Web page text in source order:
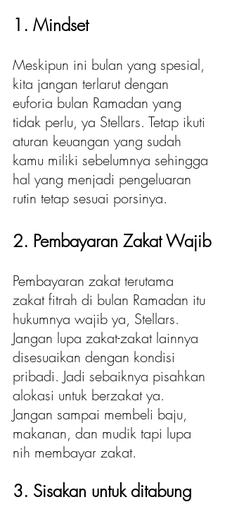
1. Mindset
Meskipun ini bulan yang spesial,
kita jangan terlarut dengan
euforia bulan Ramadan yang
tidak perlu, ya Stellars. Tetap ikuti
aturan keuangan yang sudah
kamu miliki sebelumnya sehingga
hal yang menjadi pengeluaran
rutin tetap sesuai porsinya.
2. Pembayaran Zakat Wajib
Pembayaran zakat terutama
zakat fitrah di bulan Ramadan itu
hukumnya wajib ya, Stellars.
Jangan lupa zakat-zakat lainnya
disesuaikan dengan kondisi
pribadi. Jadi sebaiknya pisahkan
alokasi untuk berzakat ya.
Jangan sampai membeli baju,
makanan, dan mudik tapi lupa
nih membayar zakat.
3. Sisakan untuk ditabung